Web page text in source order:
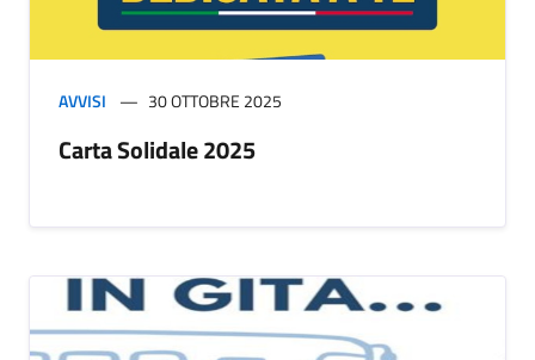
AVVISI 30 OTTOBRE 2025
Carta Solidale 2025